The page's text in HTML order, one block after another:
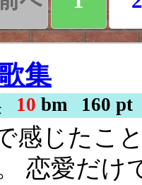
集
10 bm 160 pt
じたこと
恋愛だけ